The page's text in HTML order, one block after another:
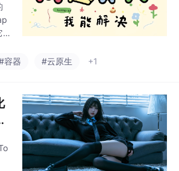
化
容器 #云原生 +1